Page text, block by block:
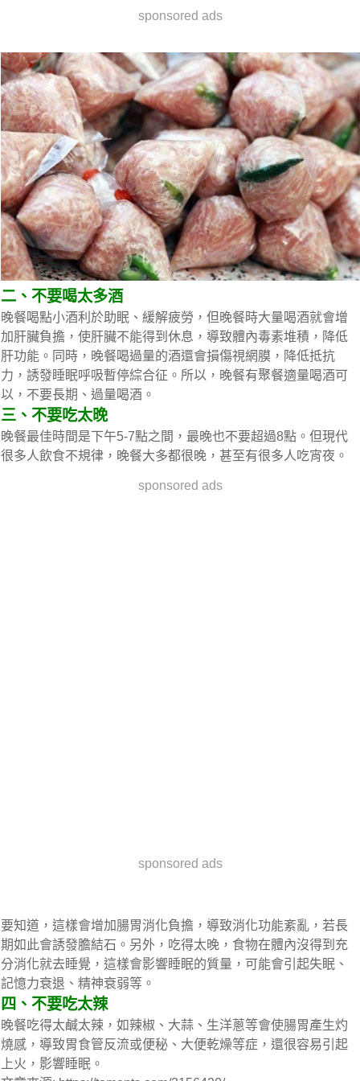
sponsored ads
二、不要喝太多酒
晚餐喝點小酒利於助眠、緩解疲勞，但晚餐時大量喝酒就會增
加肝臟負擔，使肝臟不能得到休息，導致體內毒素堆積，降低
肝功能。同時，晚餐喝過量的酒還會損傷視網膜，降低抵抗
力，誘發睡眠呼吸暫停綜合征。所以，晚餐有聚餐適量喝酒可
以，不要長期、過量喝酒。
三、不要吃太晚
晚餐最佳時間是下午5-7點之間，最晚也不要超過8點。但現代
很多人飲食不規律，晚餐大多都很晚，甚至有很多人吃宵夜。
sponsored ads
sponsored ads
要知道，這樣會增加腸胃消化負擔，導致消化功能紊亂，若長
期如此會誘發膽結石。另外，吃得太晚，食物在體內沒得到充
分消化就去睡覺，這樣會影響睡眠的質量，可能會引起失眠、
記憶力衰退、精神衰弱等。
四、不要吃太辣
晚餐吃得太鹹太辣，如辣椒、大蒜、生洋蔥等會使腸胃產生灼
燒感，導致胃食管反流或便秘、大便乾燥等症，還很容易引起
上火，影響睡眠。